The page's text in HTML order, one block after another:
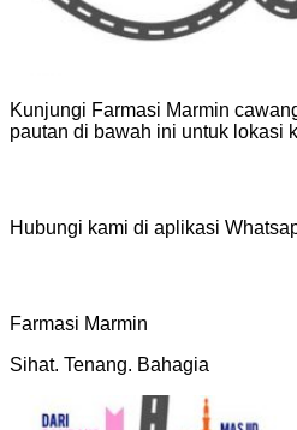
Kunjungi Farmasi Marmin
pautan di bawah ini untuk lokasi
Hubungi kami di aplikasi
Farmasi Marmin
Sihat. Tenang. Bahagia